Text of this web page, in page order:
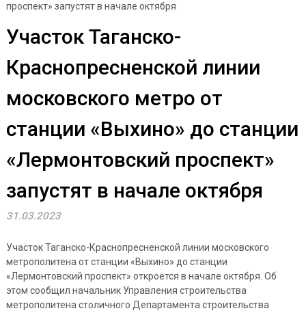
проспект» запустят в начале октября
Участок Таганско-
Краснопресненской линии
московского метро от
станции «Выхино» до станции
«Лермонтовский проспект»
запустят в начале октября
31.03.2023
Участок Таганско-Краснопресненской линии московского
метрополитена от станции «Выхино» до станции
«Лермонтовский проспект» откроется в начале октября. Об
этом сообщил начальник Управления строительства
метрополитена столичного Департамента строительства